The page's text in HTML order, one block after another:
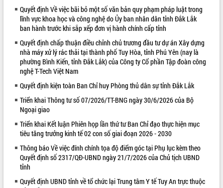
Trailer Lễ hội Sầu riêng Đắk Lắk năm
2026
Khám bệnh, cấp phát thuốc miễn phí
và tặng quà người dân xã Cư Pui
Hội nghị UBND tỉnh Đắk Lắk thường kỳ
tháng 7/2026
Lễ truy tặng danh hiệu “Bà Mẹ Việt
Nam Anh hùng” và trao Huân chương
Lao động
UBND tỉnh Đắk Lắk triển khai nhiệm
ALBUM ẢNH
Quyết định Về việc bãi bỏ một số văn bản quy phạm pháp luật trong
lĩnh vực khoa học và công nghệ do Ủy ban nhân dân tỉnh Đắk Lắk
ban hành trước khi sắp xếp đơn vị hành chính cấp tỉnh
Quyết định chấp thuận điều chỉnh chủ trương đầu tư dự án Xây dựng
nhà máy xử lý rác thải tại thành phố Tuy Hòa, tỉnh Phú Yên (nay là
phường Bình Kiến, tỉnh Đắk Lắk) của Công ty Cổ phần Tập đoàn công
nghệ T-Tech Việt Nam
Quyết định kiện toàn Ban Chỉ huy Phòng thủ dân sự tỉnh Đắk Lắk
Triển khai Thông tư số 07/2026/TT-BNG ngày 30/6/2026 của Bộ
Ngoại giao
Triển khai Kết luận Phiên họp lần thứ tư Ban Chỉ đạo thực hiện mục
tiêu tăng trưởng kinh tế 02 con số giai đoạn 2026 - 2030
Thông báo Về việc đính chính tọa độ điểm góc tại Phụ lục kèm theo
Quyết định số 2317/QĐ-UBND ngày 21/7/2026 của Chủ tịch UBND
tỉnh
Quyết định UBND tỉnh về tổ chức lại Trung tâm Y tế Tuy An trực thuộc